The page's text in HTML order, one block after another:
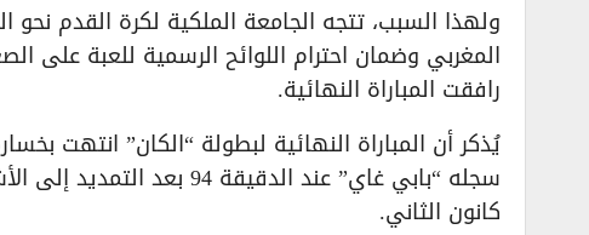
ولهذا السبب، تتجه الجامعة الملكية لكرة القدم
المغربي وضمان احترام اللوائح الرسمية للعبة على
رافقت المباراة النهائية.
كانون الثاني.